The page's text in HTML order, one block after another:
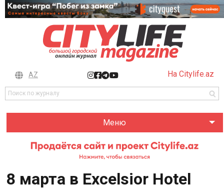
AZ На Citylife.az
Меню
8 марта в Excelsior Hotel